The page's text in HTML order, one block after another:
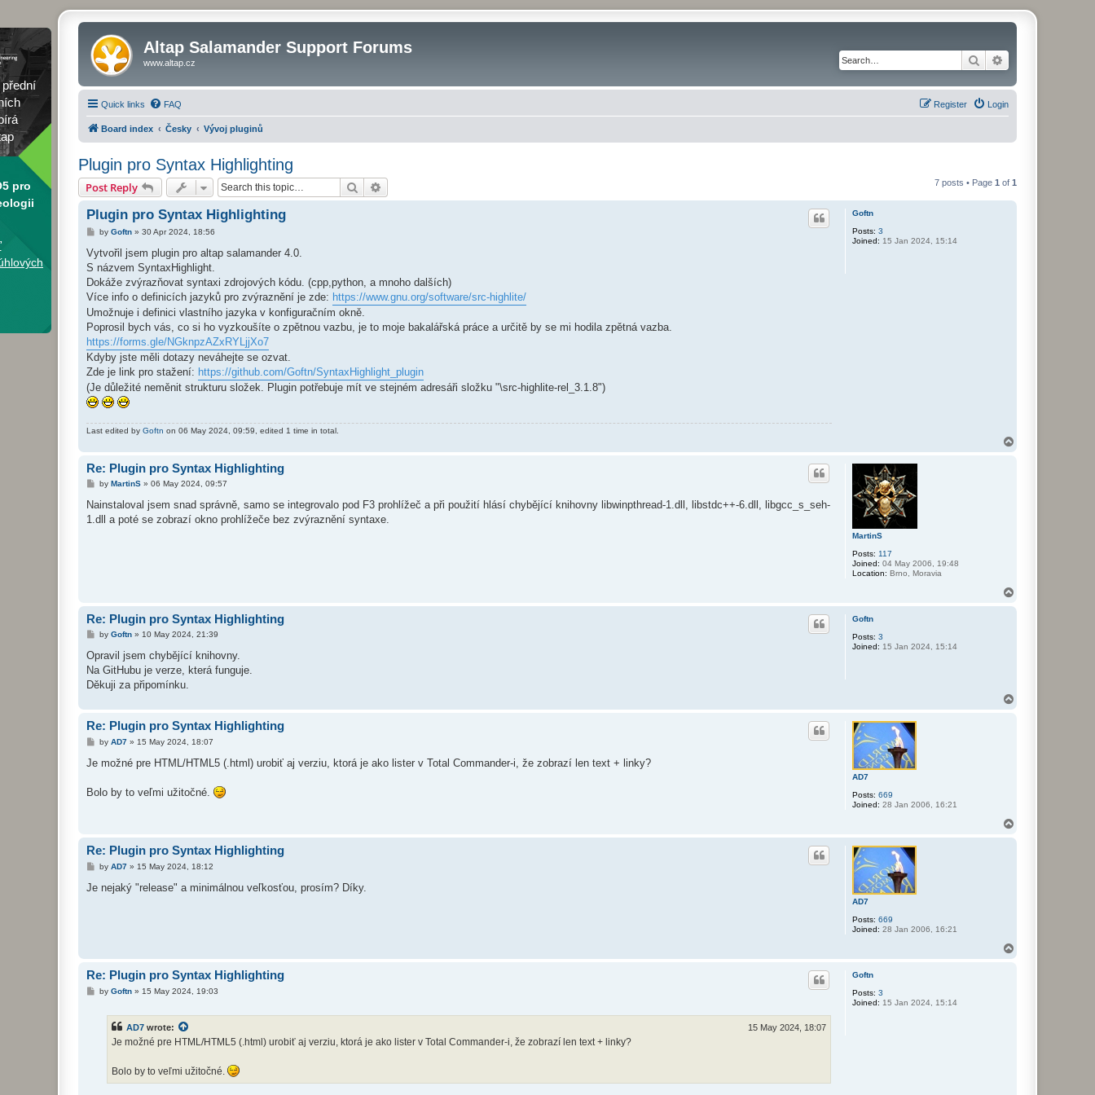
přední
pro
Altap Salamander Support Forums
www.altap.cz Search
Quick links FAQ Login
Register
Board index Česky Vývoj pluginů
Plugin pro Syntax Highlighting
Post Reply Search 7 posts • Page 1 of 1
Goftn
Posts: 3
Joined: 15 Jan 2024, 15:14
Plugin pro Syntax Highlighting
P
s
t
by Goftn» 30 Apr 2024, 18:56
Vytvořil jsem plugin pro altap salamander 4.0.
S názvem SyntaxHighlight.
Dokáže zvýrazňovat syntaxi zdrojových kódu. (cpp,python, a mnoho dalších)
Více info o definicích jazyků pro zvýraznění je zde: https://www.gnu.org/software/src-highlite/
Umožnuje i definici vlastního jazyka v konfiguračním okně.
Poprosil bych vás, co si ho vyzkoušíte o zpětnou vazbu, je to moje bakalářská práce a určitě by se mi hodila zpětná vazba.
https://forms.gle/NGknpzAZxRYLjjXo7
Kdyby jste měli dotazy neváhejte se ozvat.
Zde je link pro stažení: https://github.com/Goftn/SyntaxHighlight_plugin
(Je důležité neměnit strukturu složek. Plugin potřebuje mít ve stejném adresáři složku "\src-highlite-rel_3.1.8")
Last edited by Goftn on 06 May 2024, 09:59, edited 1 time in total.
MartinS
Posts: 117
Joined: 04 May 2006, 19:48
Location: Brno, Moravia
Re: Plugin pro Syntax Highlighting
P
s
by MartinS» 06 May 2024, 09:57
Nainstaloval jsem snad správně, samo se integrovalo pod F3 prohlížeč a při použití hlásí chybějící knihovny libwinpthread-1.dll, libstdc++-6.dll, libgcc_s_seh-
1.dll a poté se zobrazí okno prohlížeče bez zvýraznění syntaxe.
Goftn
Posts: 3
Joined: 15 Jan 2024, 15:14
Re: Plugin pro Syntax Highlighting
P
s
t
by Goftn» 10 May 2024, 21:39
Opravil jsem chybějící knihovny.
Na GitHubu je verze, která funguje.
Děkuji za připomínku.
AD7
Posts: 669
Joined: 28 Jan 2006, 16:21
Re: Plugin pro Syntax Highlighting
P
s
by AD7» 15 May 2024, 18:07
Je možné pre HTML/HTML5 (.html) urobiť aj verziu, ktorá je ako lister v Total Commander-i, že zobrazí len text + linky?
Bolo by to veľmi užitočné.
AD7
Posts: 669
Joined: 28 Jan 2006, 16:21
Re: Plugin pro Syntax Highlighting
P
s
by AD7» 15 May 2024, 18:12
Je nejaký "release" a minimálnou veľkosťou, prosím? Díky.
Goftn
Posts: 3
Joined: 15 Jan 2024, 15:14
Re: Plugin pro Syntax Highlighting
Pby Goftn» 15 May 2024, 19:03
AD7 wrote: 15 May 2024, 18:07
Je možné pre HTML/HTML5 (.html) urobiť aj verziu, ktorá je ako lister v Total Commander-i, že zobrazí len text + linky?
Bolo by to veľmi užitočné.